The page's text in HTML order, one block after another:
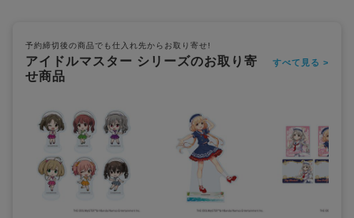
予約締切後の商品でも仕入れ先からお取り寄せ!
アイドルマスター シリーズのお取り寄
せ商品
すべて見る >